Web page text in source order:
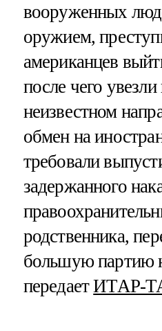
вооруженных
оружием,
американцев
после чего увезли
неизвестном
обмен на
требовали
задержанного
родственника,
большую партию
передаетИТАР-